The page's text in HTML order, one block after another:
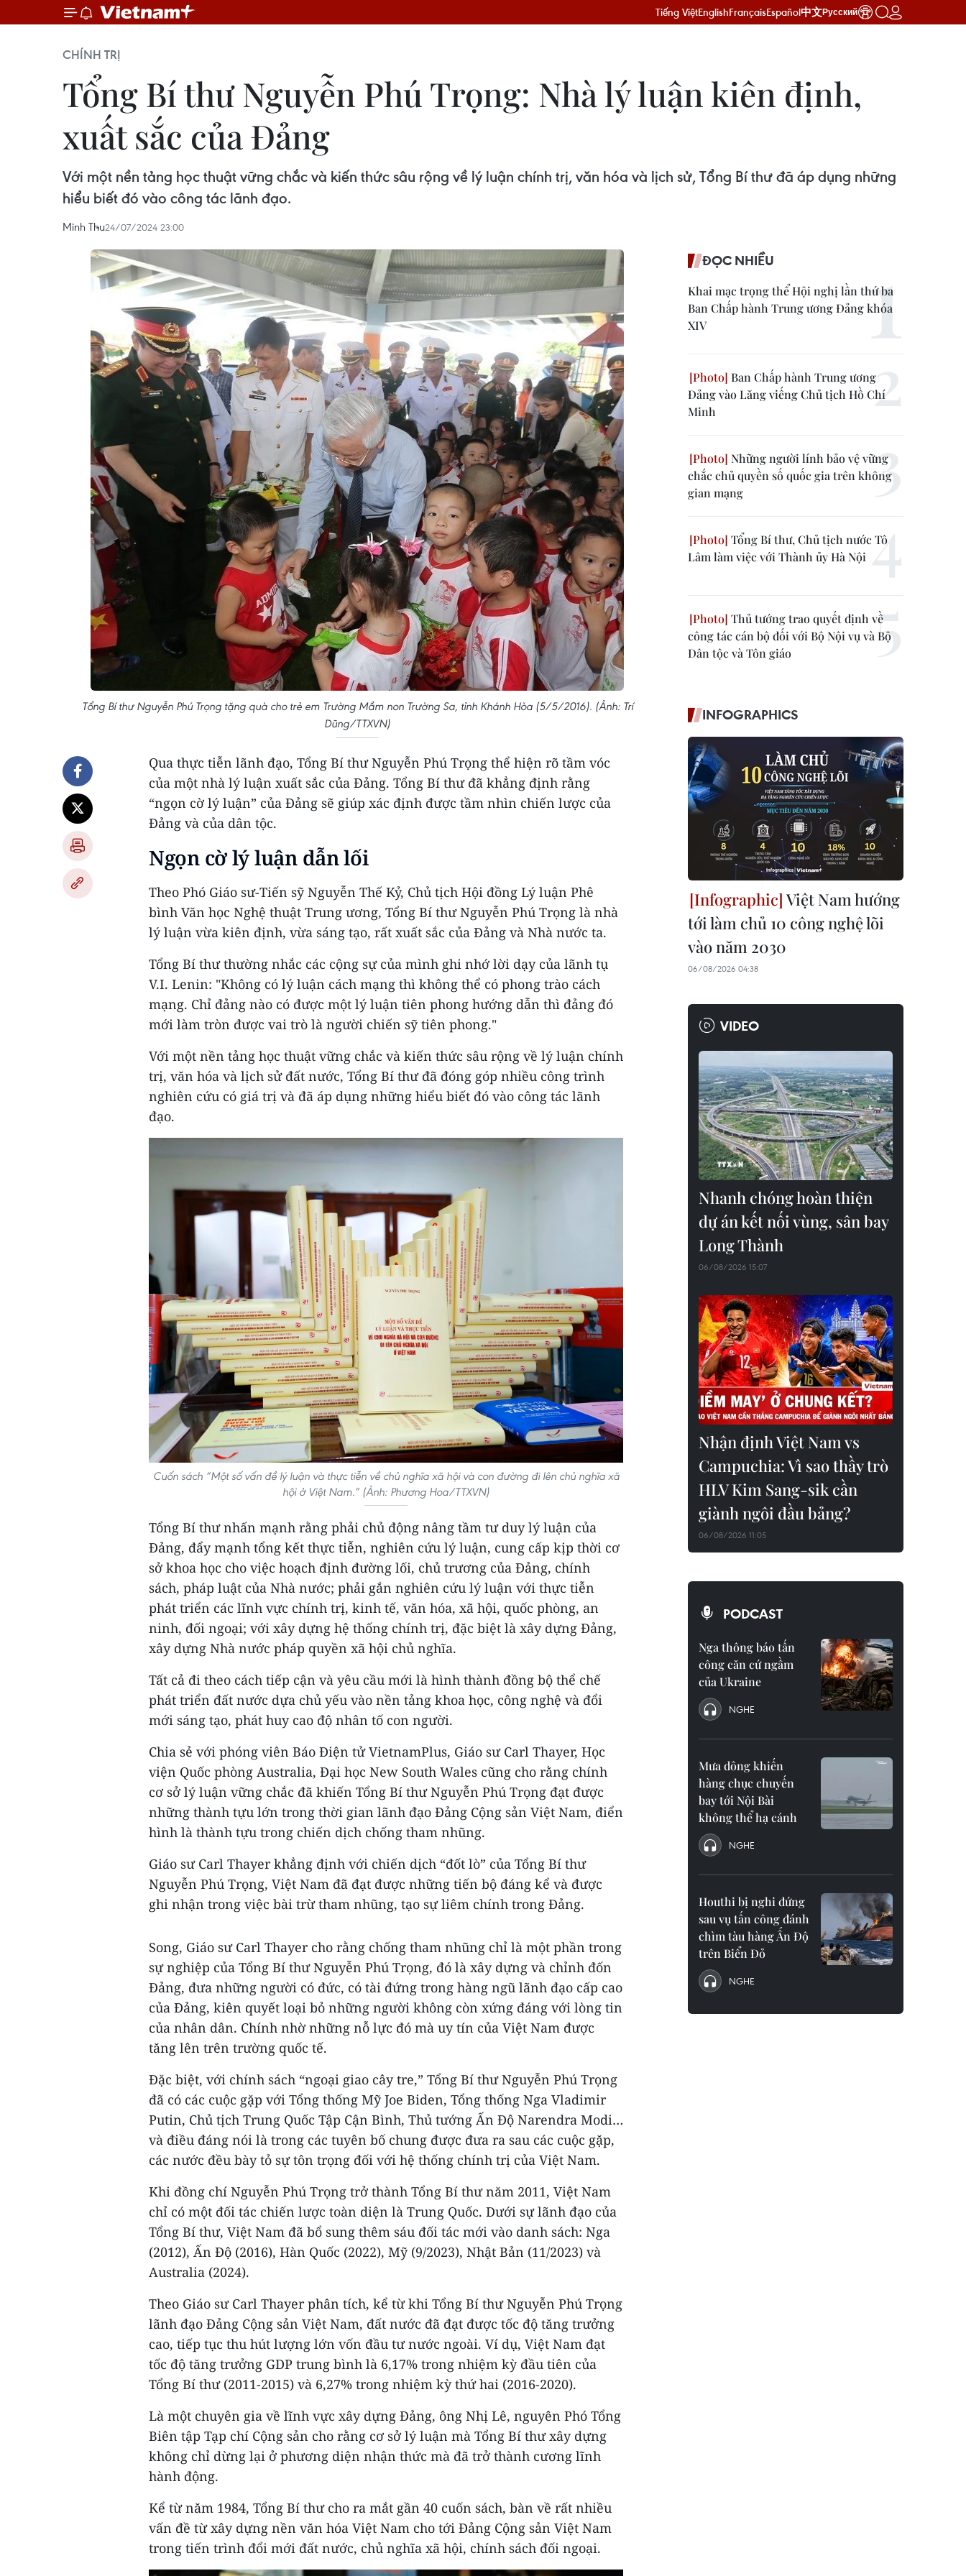
Tiếng ViệtEnglishFrançaisEspañol中文Русский
CHÍNH TRỊ
Tổng Bí thư Nguyễn Phú Trọng: Nhà lý luận kiên định,
xuất sắc của Đảng
Với một nền tảng học thuật vững chắc và kiến thức sâu rộng về lý luận chính trị, văn hóa và lịch sử, Tổng Bí thư đã áp dụng những
hiểu biết đó vào công tác lãnh đạo.
Minh Thu24/07/2024 23:00
Tổng Bí thư Nguyễn Phú Trọng tặng quà cho trẻ em Trường Mầm non Trường Sa, tỉnh Khánh Hòa (5/5/2016). (Ảnh: Trí
Dũng/TTXVN)
Qua thực tiễn lãnh đạo, Tổng Bí thư Nguyễn Phú Trọng thể hiện rõ tầm vóc
của một nhà lý luận xuất sắc của Đảng. Tổng Bí thư đã khẳng định rằng
“ngọn cờ lý luận” của Đảng sẽ giúp xác định được tầm nhìn chiến lược của
Đảng và của dân tộc.
Ngọn cờ lý luận dẫn lối
Theo Phó Giáo sư-Tiến sỹ Nguyễn Thế Kỷ, Chủ tịch Hội đồng Lý luận Phê
bình Văn học Nghệ thuật Trung ương, Tổng Bí thư Nguyễn Phú Trọng là nhà
lý luận vừa kiên định, vừa sáng tạo, rất xuất sắc của Đảng và Nhà nước ta.
Tổng Bí thư thường nhắc các cộng sự của mình ghi nhớ lời dạy của lãnh tụ
V.I. Lenin: "Không có lý luận cách mạng thì không thể có phong trào cách
mạng. Chỉ đảng nào có được một lý luận tiên phong hướng dẫn thì đảng đó
mới làm tròn được vai trò là người chiến sỹ tiên phong."
Với một nền tảng học thuật vững chắc và kiến thức sâu rộng về lý luận chính
trị, văn hóa và lịch sử đất nước, Tổng Bí thư đã đóng góp nhiều công trình
nghiên cứu có giá trị và đã áp dụng những hiểu biết đó vào công tác lãnh
đạo.
Cuốn sách “Một số vấn đề lý luận và thực tiễn về chủ nghĩa xã hội và con đường đi lên chủ nghĩa xã
hội ở Việt Nam.” (Ảnh: Phương Hoa/TTXVN)
Tổng Bí thư nhấn mạnh rằng phải chủ động nâng tầm tư duy lý luận của
Đảng, đẩy mạnh tổng kết thực tiễn, nghiên cứu lý luận, cung cấp kịp thời cơ
sở khoa học cho việc hoạch định đường lối, chủ trương của Đảng, chính
sách, pháp luật của Nhà nước; phải gắn nghiên cứu lý luận với thực tiễn
phát triển các lĩnh vực chính trị, kinh tế, văn hóa, xã hội, quốc phòng, an
ninh, đối ngoại; với xây dựng hệ thống chính trị, đặc biệt là xây dựng Đảng,
xây dựng Nhà nước pháp quyền xã hội chủ nghĩa.
Tất cả đi theo cách tiếp cận và yêu cầu mới là hình thành đồng bộ thể chế
phát triển đất nước dựa chủ yếu vào nền tảng khoa học, công nghệ và đổi
mới sáng tạo, phát huy cao độ nhân tố con người.
Chia sẻ với phóng viên Báo Điện tử VietnamPlus, Giáo sư Carl Thayer, Học
viện Quốc phòng Australia, Đại học New South Wales cũng cho rằng chính
cơ sở lý luận vững chắc đã khiến Tổng Bí thư Nguyễn Phú Trọng đạt được
những thành tựu lớn trong thời gian lãnh đạo Đảng Cộng sản Việt Nam, điển
hình là thành tựu trong chiến dịch chống tham nhũng.
Giáo sư Carl Thayer khẳng định với chiến dịch “đốt lò” của Tổng Bí thư
Nguyễn Phú Trọng, Việt Nam đã đạt được những tiến bộ đáng kể và được
ghi nhận trong việc bài trừ tham nhũng, tạo sự liêm chính trong Đảng.
Song, Giáo sư Carl Thayer cho rằng chống tham nhũng chỉ là một phần trong
sự nghiệp của Tổng Bí thư Nguyễn Phú Trọng, đó là xây dựng và chỉnh đốn
Đảng, đưa những người có đức, có tài đứng trong hàng ngũ lãnh đạo cấp cao
của Đảng, kiên quyết loại bỏ những người không còn xứng đáng với lòng tin
của nhân dân. Chính nhờ những nỗ lực đó mà uy tín của Việt Nam được
tăng lên trên trường quốc tế.
Đặc biệt, với chính sách “ngoại giao cây tre,” Tổng Bí thư Nguyễn Phú Trọng
đã có các cuộc gặp với Tổng thống Mỹ Joe Biden, Tổng thống Nga Vladimir
Putin, Chủ tịch Trung Quốc Tập Cận Bình, Thủ tướng Ấn Độ Narendra Modi…
và điều đáng nói là trong các tuyên bố chung được đưa ra sau các cuộc gặp,
các nước đều bày tỏ sự tôn trọng đối với hệ thống chính trị của Việt Nam.
Khi đồng chí Nguyễn Phú Trọng trở thành Tổng Bí thư năm 2011, Việt Nam
chỉ có một đối tác chiến lược toàn diện là Trung Quốc. Dưới sự lãnh đạo của
Tổng Bí thư, Việt Nam đã bổ sung thêm sáu đối tác mới vào danh sách: Nga
(2012), Ấn Độ (2016), Hàn Quốc (2022), Mỹ (9/2023), Nhật Bản (11/2023) và
Australia (2024).
Theo Giáo sư Carl Thayer phân tích, kể từ khi Tổng Bí thư Nguyễn Phú Trọng
lãnh đạo Đảng Cộng sản Việt Nam, đất nước đã đạt được tốc độ tăng trưởng
cao, tiếp tục thu hút lượng lớn vốn đầu tư nước ngoài. Ví dụ, Việt Nam đạt
tốc độ tăng trưởng GDP trung bình là 6,17% trong nhiệm kỳ đầu tiên của
Tổng Bí thư (2011-2015) và 6,27% trong nhiệm kỳ thứ hai (2016-2020).
Là một chuyên gia về lĩnh vực xây dựng Đảng, ông Nhị Lê, nguyên Phó Tổng
Biên tập Tạp chí Cộng sản cho rằng cơ sở lý luận mà Tổng Bí thư xây dựng
không chỉ dừng lại ở phương diện nhận thức mà đã trở thành cương lĩnh
hành động.
Kể từ năm 1984, Tổng Bí thư cho ra mắt gần 40 cuốn sách, bàn về rất nhiều
vấn đề từ xây dựng nền văn hóa Việt Nam cho tới Đảng Cộng sản Việt Nam
trong tiến trình đổi mới đất nước, chủ nghĩa xã hội, chính sách đối ngoại.
ĐỌC NHIỀU
Khai mạc trọng thể Hội nghị lần thứ ba
Ban Chấp hành Trung ương Đảng khóa
XIV
Ban Chấp hành Trung ương
Đảng vào Lăng viếng Chủ tịch Hồ Chí
Minh
Những người lính bảo vệ vững
chắc chủ quyền số quốc gia trên không
gian mạng
Tổng Bí thư, Chủ tịch nước Tô
Lâm làm việc với Thành ủy Hà Nội
Thủ tướng trao quyết định về
công tác cán bộ đối với Bộ Nội vụ và Bộ
Dân tộc và Tôn giáo
INFOGRAPHICS
Việt Nam hướng
tới làm chủ 10 công nghệ lõi
vào năm 2030
06/08/2026 04:38
VIDEO
Nhanh chóng hoàn thiện
dự án kết nối vùng, sân bay
Long Thành
06/08/2026 15:07
Nhận định Việt Nam vs
Campuchia: Vì sao thầy trò
HLV Kim Sang-sik cần
giành ngôi đầu bảng?
06/08/2026 11:05
PODCAST
Nga thông báo tấn
công căn cứ ngầm
của Ukraine
NGHE
Mưa dông khiến
hàng chục chuyến
bay tới Nội Bài
không thể hạ cánh
NGHE
Houthi bị nghi đứng
sau vụ tấn công đánh
chìm tàu hàng Ấn Độ
trên Biển Đỏ
NGHE